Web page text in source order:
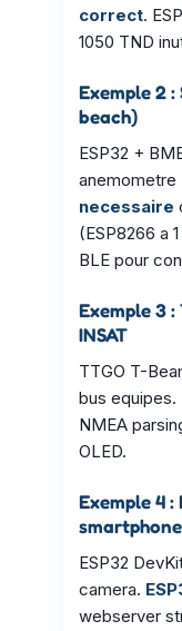
correct.
1050 TND
Exemple 2
beach)
ESP32 +
anemometre
necessaire
(ESP8266 a
BLE pour
Exemple 3
INSAT
TTGO T-
bus equipes.
NMEA
OLED.
Exemple 4
smartphone
ESP32
camera.
webserver